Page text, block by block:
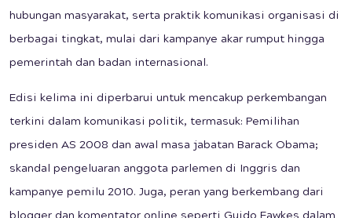
hubungan masyarakat, serta praktik komunikasi organisasi di
berbagai tingkat, mulai dari kampanye akar rumput hingga
pemerintah dan badan internasional.
Edisi kelima ini diperbarui untuk mencakup perkembangan
terkini dalam komunikasi politik, termasuk: Pemilihan
presiden AS 2008 dan awal masa jabatan Barack Obama;
skandal pengeluaran anggota parlemen di Inggris dan
kampanye pemilu 2010. Juga, peran yang berkembang dari